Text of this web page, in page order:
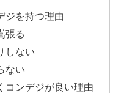
ジを持つ理由
張る
しない
ない
コンデジが良い理由